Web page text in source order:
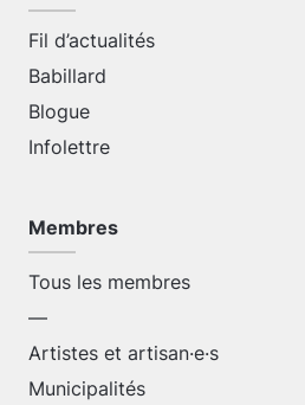
Fil d’actualités
Babillard
Blogue
Infolettre
Membres
Tous les membres
—
Artistes et artisan·e·s
Municipalités